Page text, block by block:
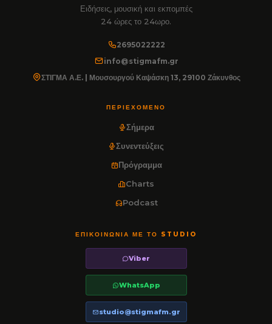
Ειδήσεις, μουσική και εκπομπές
24 ώρες το 24ωρο.
2695022222
info@stigmafm.gr
ΣΤΙΓΜΑ Α.Ε. | Μουσουργού Καψάσκη 13, 29100 Ζάκυνθος
ΠΕΡΙΕΧΌΜΕΝΟ
Σήμερα
Συνεντεύξεις
Πρόγραμμα
Charts
Podcast
ΕΠΙΚΟΙΝΩΝΊΑ ΜΕ ΤΟ STUDIO
Viber
WhatsApp
studio@stigmafm.gr